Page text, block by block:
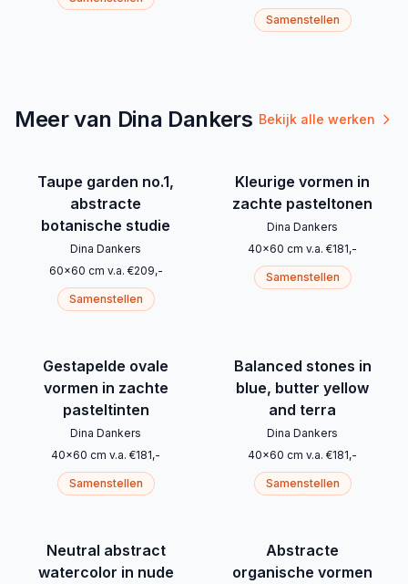
Samenstellen
Meer van Dina Dankers Bekijk alle werken
Taupe garden no.1,
abstracte
botanische studie
Dina Dankers
60x60 cm v.a. €209,-
Samenstellen
Kleurige vormen in
zachte pasteltonen
Dina Dankers
40x60 cm v.a. €181,-
Samenstellen
Gestapelde ovale
vormen in zachte
pasteltinten
Dina Dankers
40x60 cm v.a. €181,-
Samenstellen
Balanced stones in
blue, butter yellow
and terra
Dina Dankers
40x60 cm v.a. €181,-
Samenstellen
Neutral abstract
watercolor in nude
Abstracte
organische vormen